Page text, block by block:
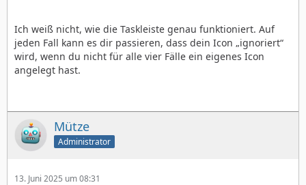
Ich weiß nicht, wie die Taskleiste genau funktioniert. Auf
jeden Fall kann es dir passieren, dass dein Icon „ignoriert“
wird, wenn du nicht für alle vier Fälle ein eigenes Icon
angelegt hast.
Mütze
Administrator
13. Juni 2025 um 08:31